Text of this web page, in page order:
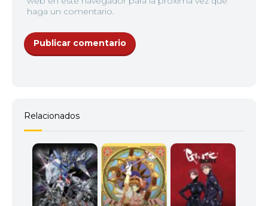
haga un comentario.
Relacionados